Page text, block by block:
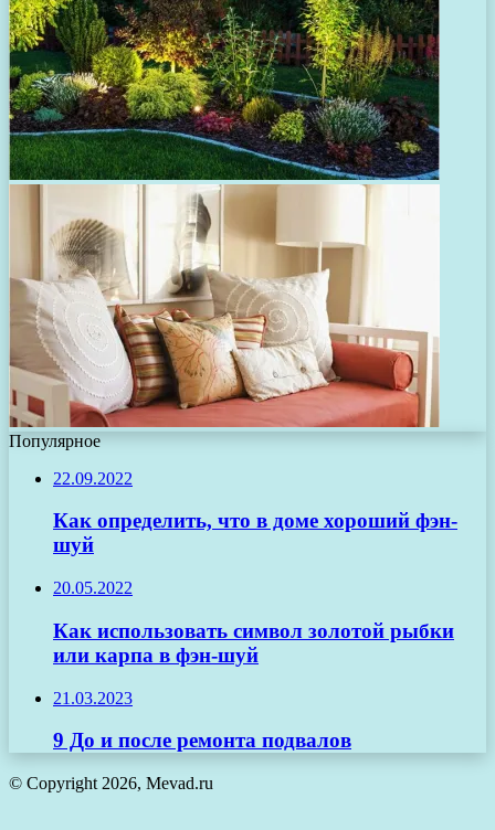
Популярное
22.09.2022
Как определить, что в доме хороший фэн-
шуй
20.05.2022
Как использовать символ золотой рыбки
или карпа в фэн-шуй
21.03.2023
9 До и после ремонта подвалов
© Copyright 2026, Mevad.ru